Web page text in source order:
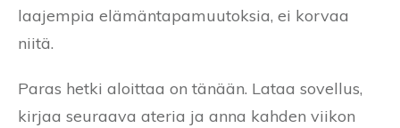
laajempia elämäntapamuutoksia, ei korvaa
niitä.
Paras hetki aloittaa on tänään. Lataa sovellus,
kirjaa seuraava ateria ja anna kahden viikon